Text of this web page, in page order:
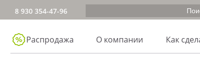
8 930 354-47-96
Распродажа О компании Как